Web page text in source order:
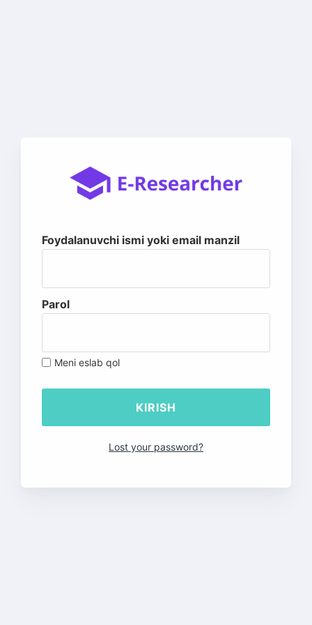
Foydalanuvchi ismi yoki email manzil
Parol
Meni eslab qol
Lost your password?